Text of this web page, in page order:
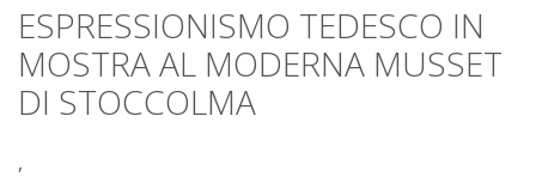
ESPRESSIONISMO TEDESCO IN
MOSTRA AL MODERNA MUSSET
DI STOCCOLMA
,